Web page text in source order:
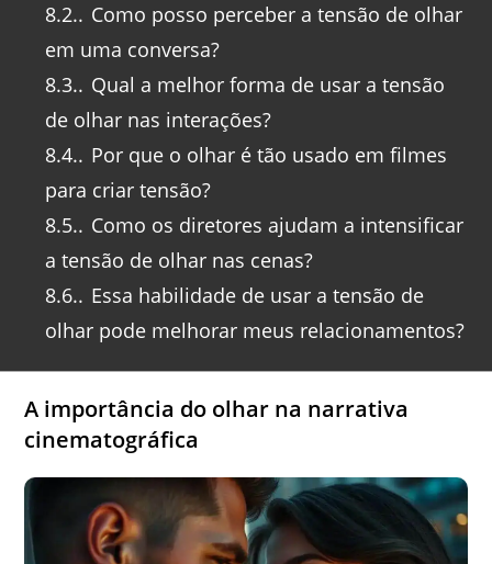
8.2. Como posso perceber a tensão de olhar
em uma conversa?
8.3. Qual a melhor forma de usar a tensão
de olhar nas interações?
8.4. Por que o olhar é tão usado em filmes
para criar tensão?
8.5. Como os diretores ajudam a intensificar
a tensão de olhar nas cenas?
8.6. Essa habilidade de usar a tensão de
olhar pode melhorar meus relacionamentos?
A importância do olhar na narrativa
cinematográfica